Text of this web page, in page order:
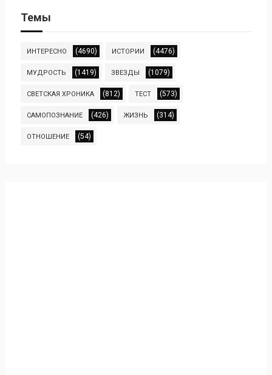
Темы
ИНТЕРЕСНО (4690) ИСТОРИИ (4476)
МУДРОСТЬ (1419) ЗВЕЗДЫ (1079)
СВЕТСКАЯ ХРОНИКА (812) ТЕСТ (573)
САМОПОЗНАНИЕ (426) ЖИЗНЬ (314)
ОТНОШЕНИЕ (54)